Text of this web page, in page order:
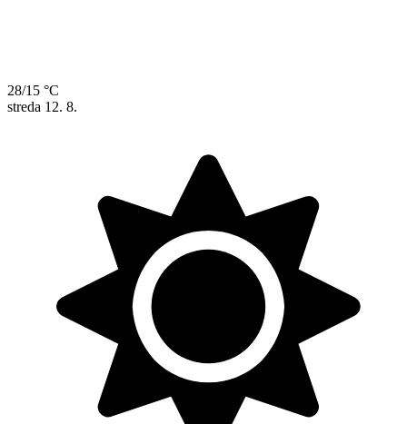
28/15 °C
streda 12. 8.